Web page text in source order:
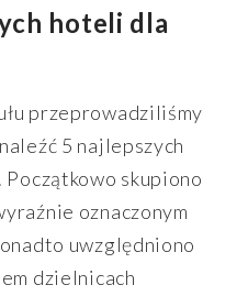
hoteli dla
przeprowadziliśmy
5 najlepszych
skupiono
oznaczonym
uwzględniono
dzielnicach